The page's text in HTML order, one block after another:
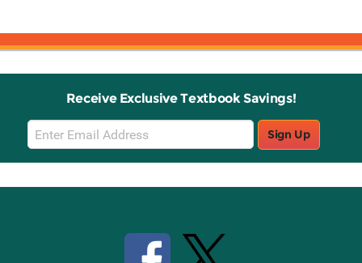
Receive Exclusive Textbook Savings!
Email
Sign
Up
Sign Up